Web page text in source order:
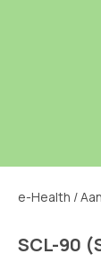
e-Health /
SCL-90